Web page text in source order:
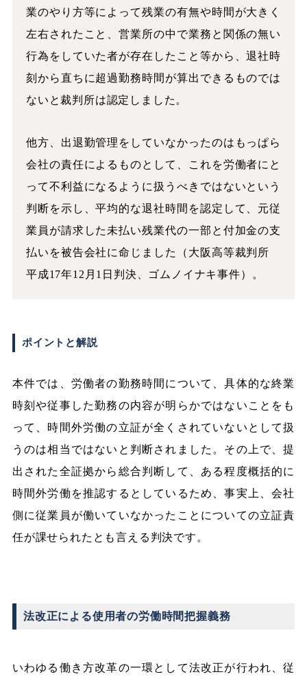
業のやり方等によって残業の有無や時間が大きく
左右されたこと、営業所の中で業務と関係の無い
行為をしていた者が存在したこと等から、退社時
刻から直ちに超過勤務時間が算出できるものでは
ないと裁判所は認定しました。
他方、出退勤管理をしていなかったのはもっぱら
会社の責任によるものとして、これを労働者にと
って不利益になるように扱うべきではないという
判断を示し、平均的な退社時間を認定して、元従
業員が請求した未払い残業代の一部と付加金の支
払いを被告会社に命じました（大阪高等裁判所
平成17年12月1日判決、ゴムノイナキ事件）。
ポイントと解説
本件では、労働者の勤務時間について、具体的な終業
時刻や従事した勤務の内容が明らかではないことをも
って、時間外労働の立証が全くされていないとして扱
うのは相当ではないと判断されました。その上で、提
出された全証拠から総合判断して、ある程度概括的に
時間外労働を推認するとしているため、事実上、会社
側に従業員が働いていなかったことについての立証責
任が課せられたとも言える判決です。
法改正による使用者の労働時間把握義務
いわゆる働き方改革の一環として法改正が行われ、従